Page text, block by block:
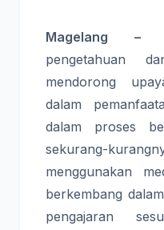
Magelang –
pengetahuan
mendorong
dalam
dalam proses
sekurang-
menggunakan
berkembang
pengajaran